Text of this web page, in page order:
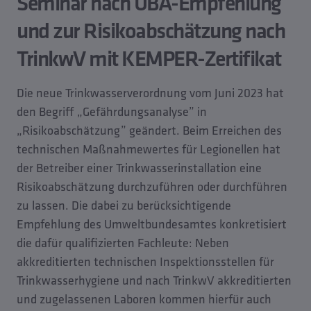
und zur Risikoabschätzung nach
TrinkwV mit KEMPER-Zertifikat
Die neue Trinkwasserverordnung vom Juni 2023 hat
den Begriff „Gefährdungsanalyse” in
„Risikoabschätzung” geändert. Beim Erreichen des
technischen Maßnahmewertes für Legionellen hat
der Betreiber einer Trinkwasserinstallation eine
Risikoabschätzung durchzuführen oder durchführen
zu lassen. Die dabei zu berücksichtigende
Empfehlung des Umweltbundesamtes konkretisiert
die dafür qualifizierten Fachleute: Neben
akkreditierten technischen Inspektionsstellen für
Trinkwasserhygiene und nach TrinkwV akkreditierten
und zugelassenen Laboren kommen hierfür auch